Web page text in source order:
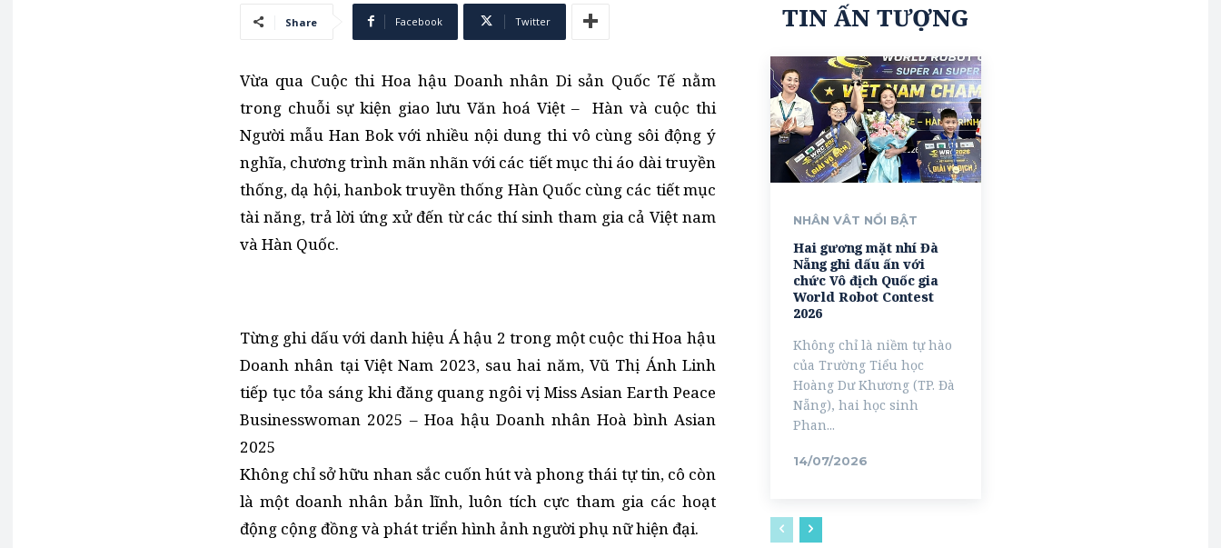
Share Facebook Twitter
Vừa qua Cuộc thi Hoa hậu Doanh nhân Di sản Quốc Tế nằm
trong chuỗi sự kiện giao lưu Văn hoá Việt – Hàn và cuộc thi
Người mẫu Han Bok với nhiều nội dung thi vô cùng sôi động ý
nghĩa, chương trình mãn nhãn với các tiết mục thi áo dài truyền
thống, dạ hội, hanbok truyền thống Hàn Quốc cùng các tiết mục
tài năng, trả lời ứng xử đến từ các thí sinh tham gia cả Việt nam
và Hàn Quốc.
Từng ghi dấu với danh hiệu Á hậu 2 trong một cuộc thi Hoa hậu
Doanh nhân tại Việt Nam 2023, sau hai năm, Vũ Thị Ánh Linh
tiếp tục tỏa sáng khi đăng quang ngôi vị Miss Asian Earth Peace
Businesswoman 2025 – Hoa hậu Doanh nhân Hoà bình Asian
2025
Không chỉ sở hữu nhan sắc cuốn hút và phong thái tự tin, cô còn
là một doanh nhân bản lĩnh, luôn tích cực tham gia các hoạt
động cộng đồng và phát triển hình ảnh người phụ nữ hiện đại.
TIN ẤN TƯỢNG
NHÂN VÂT NỔI BẬT
Hai gương mặt nhí Đà
Nẵng ghi dấu ấn với
chức Vô địch Quốc gia
World Robot Contest
2026
Không chỉ là niềm tự hào
của Trường Tiểu học
Hoàng Dư Khương (TP. Đà
Nẵng), hai học sinh
Phan...
14/07/2026